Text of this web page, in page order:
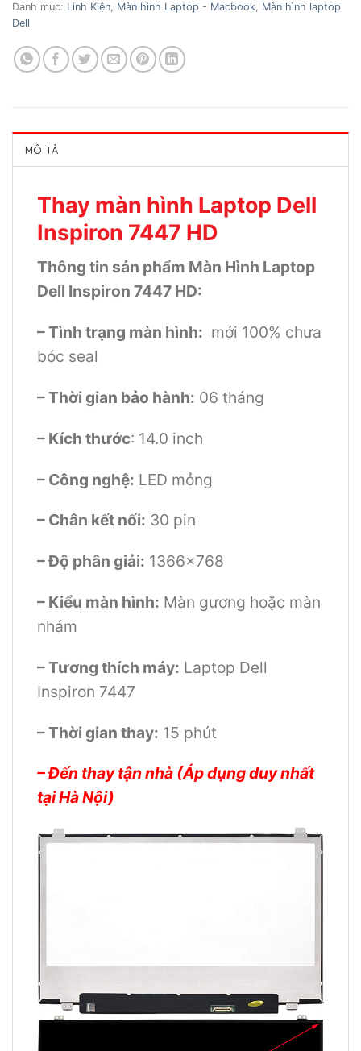
Danh mục: Linh Kiện, Màn hình Laptop - Macbook, Màn hình laptop
Dell
MÔ TẢ
Thay màn hình Laptop Dell
Inspiron 7447 HD
Thông tin sản phẩm Màn Hình Laptop
Dell Inspiron 7447 HD:
– Tình trạng màn hình: mới 100% chưa
bóc seal
– Thời gian bảo hành: 06 tháng
– Kích thước: 14.0 inch
– Công nghệ: LED mỏng
– Chân kết nối: 30 pin
– Độ phân giải: 1366×768
– Kiểu màn hình: Màn gương hoặc màn
nhám
– Tương thích máy: Laptop Dell
Inspiron 7447
– Thời gian thay: 15 phút
– Đến thay tận nhà (Áp dụng duy nhất
tại Hà Nội)